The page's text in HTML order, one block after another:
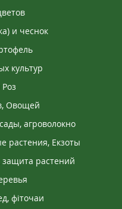
и чеснок
культур
Овощей
агроволокно
растения, Екзоты
растений
фіточаи